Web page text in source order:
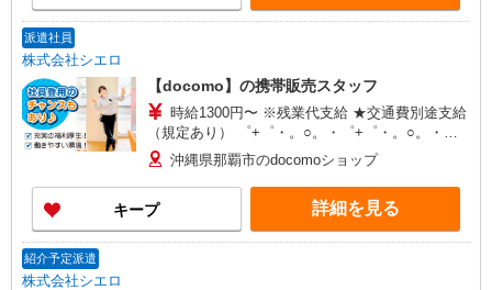
派遣社員
株式会社シエロ
【docomo】の携帯販売スタッフ
時給1300円〜 ※残業代支給 ★交通費別途支給
（規定あり） ゜+゜・。○。・゜+゜・。○。・゜
+゜ 入社祝い金10万円支給(規定有) お友達を紹介
頂くと, インセンティブ支給(規定有) ★月2回払
い・週払い可能（規程有）★ ゜・。○。・゜
+゜・。○。・゜+゜
沖縄県那覇市のdocomoショップ
キープ 詳細を見る
紹介予定派遣
株式会社シエロ